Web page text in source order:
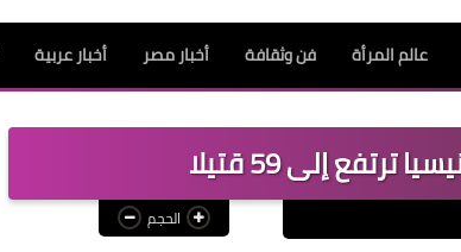
عالم المرأة فن وثقافة أخبار مصر أخبار عربية
إلى 59 قتيلا
الحجم